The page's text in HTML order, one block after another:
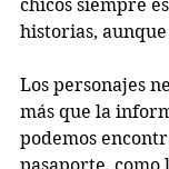
chicos siempre
historias,
Los personajes
más que la
podemos